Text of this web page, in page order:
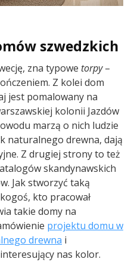
szwedzkich
zna typowe torpy–
Z kolei dom
jest pomalowany na
kolonii Jazdów
marzą o nich ludzie
naturalnego drewna, dają
Z drugiej strony to też
skandynawskich
Jak stworzyć taką
kto pracował
takie domy na
projektu domu w
drewna i
nas kolor.